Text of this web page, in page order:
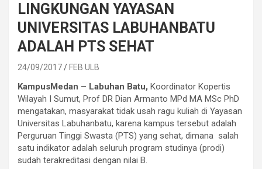
LINGKUNGAN YAYASAN
UNIVERSITAS LABUHANBATU
ADALAH PTS SEHAT
24/09/2017 FEB ULB
KampusMedan – Labuhan Batu, Koordinator Kopertis
Wilayah I Sumut, Prof DR Dian Armanto MPd MA MSc PhD
mengatakan, masyarakat tidak usah ragu kuliah di Yayasan
Universitas Labuhanbatu, karena kampus tersebut adalah
Perguruan Tinggi Swasta (PTS) yang sehat, dimana salah
satu indikator adalah seluruh program studinya (prodi)
sudah terakreditasi dengan nilai B.